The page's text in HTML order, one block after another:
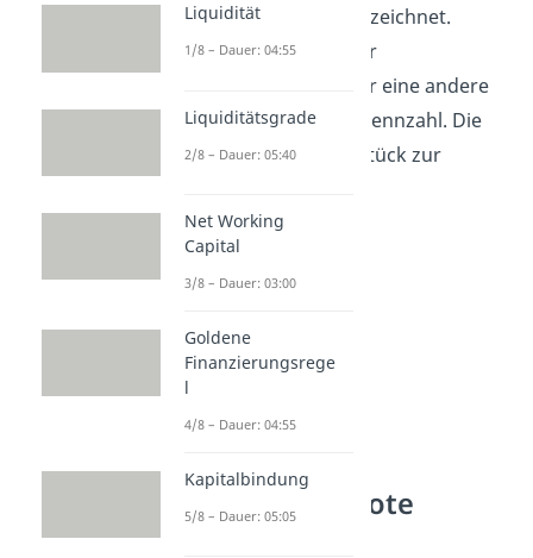
„Verschuldungsgrad“ bezeichnet.
Genau genommen ist der
aber eine andere
betriebswirtschaftliche Kennzahl. Die
FK-Quote ist das Gegenstück zur
Fremdkapitalquote
Formel
Liquidität
1/8 – Dauer: 04:55
Liquiditätsgrade
2/8 – Dauer: 05:40
Net Working
Capital
3/8 – Dauer: 03:00
Goldene
Finanzierungsrege
l
4/8 – Dauer: 04:55
Kapitalbindung
5/8 – Dauer: 05:05